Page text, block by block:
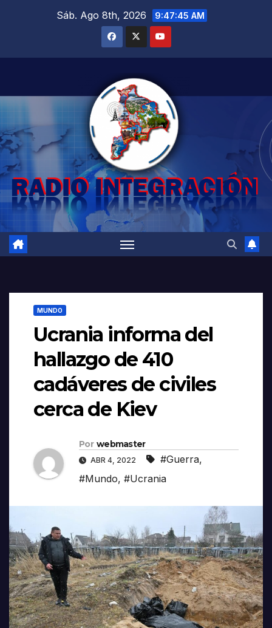
Sáb. Ago 8th, 2026 9:47:47 AM
MUNDO
Ucrania informa del
hallazgo de 410
cadáveres de civiles
cerca de Kiev
Por webmaster
ABR 4, 2022 #Guerra,
#Mundo, #Ucrania